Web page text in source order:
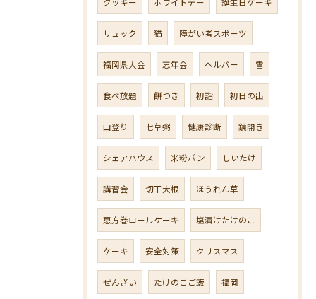
リュック 猫 障がい者スポーツ
福岡県大会 忘年会 ヘルパー 雪
食べ放題 餅つき 初詣 初日の出
山登り 七草粥 健康診断 鏡開き
シェアハウス 米粉パン しいたけ
講習会 切干大根 ほうれん草
恵方巻ロールケーキ 塩漬けたけのこ
ケーキ 安全対策 クリスマス
ぜんざい たけのこご飯 福岡